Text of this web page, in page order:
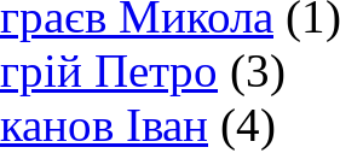
Микола (1)
Петро (3)
Іван (4)